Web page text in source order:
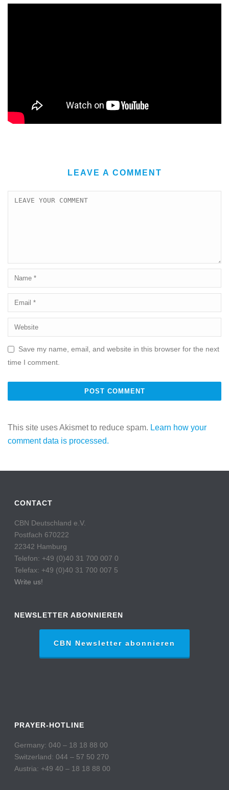
LEAVE A COMMENT
Save my name, email, and website in this browser for the next
time I comment.
This site uses Akismet to reduce spam. Learn how your
comment data is processed.
CONTACT
CBN Deutschland e.V.
Postfach 670222
22342 Hamburg
Telefon: +49 (0)40 31 700 007 0
Telefax: +49 (0)40 31 700 007 5
Write us!
NEWSLETTER ABONNIEREN
CBN Newsletter abonnieren
PRAYER-HOTLINE
Germany: 040 – 18 18 88 00
Switzerland: 044 – 57 50 270
Austria: +49 40 – 18 18 88 00